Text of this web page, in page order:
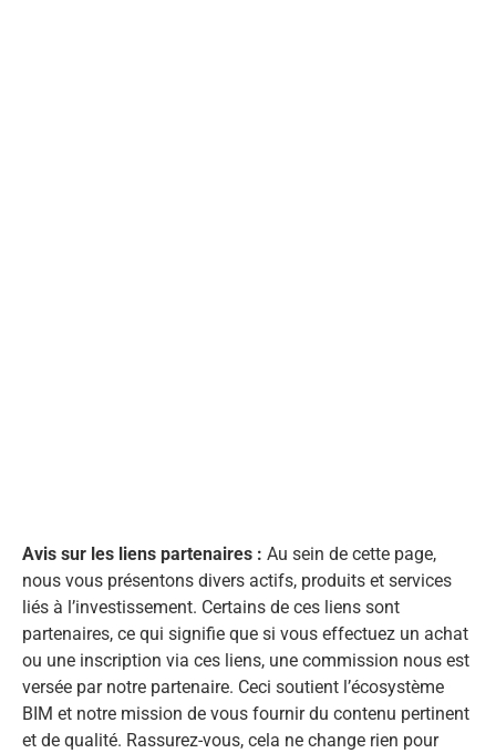
Avis sur les liens partenaires : Au sein de cette page,
nous vous présentons divers actifs, produits et services
liés à l’investissement. Certains de ces liens sont
partenaires, ce qui signifie que si vous effectuez un achat
ou une inscription via ces liens, une commission nous est
versée par notre partenaire. Ceci soutient l’écosystème
BIM et notre mission de vous fournir du contenu pertinent
et de qualité. Rassurez-vous, cela ne change rien pour